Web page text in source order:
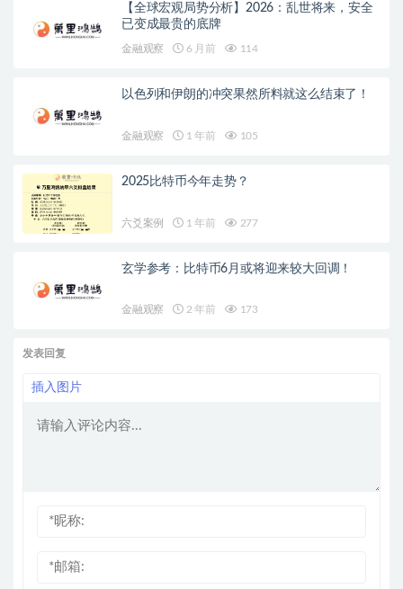
【全球宏观局势分析】2026：乱世将来，安全
已变成最贵的底牌
金融观察 6 月前 114
以色列和伊朗的冲突果然所料就这么结束了！
金融观察 1 年前 105
2025比特币今年走势？
六爻案例 1 年前 277
玄学参考：比特币6月或将迎来较大回调！
金融观察 2 年前 173
发表回复
插入图片